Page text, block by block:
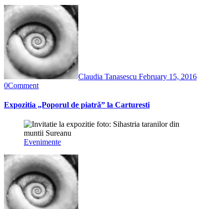
Claudia Tanasescu February 15, 2016
0Comment
Expozitia „Poporul de piatră” la Carturesti
Evenimente